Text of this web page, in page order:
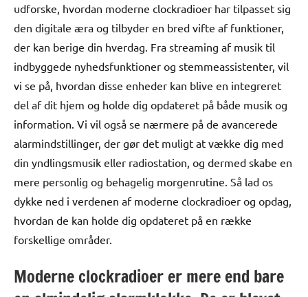
udforske, hvordan moderne clockradioer har tilpasset sig
den digitale æra og tilbyder en bred vifte af funktioner,
der kan berige din hverdag. Fra streaming af musik til
indbyggede nyhedsfunktioner og stemmeassistenter, vil
vi se på, hvordan disse enheder kan blive en integreret
del af dit hjem og holde dig opdateret på både musik og
information. Vi vil også se nærmere på de avancerede
alarmindstillinger, der gør det muligt at vække dig med
din yndlingsmusik eller radiostation, og dermed skabe en
mere personlig og behagelig morgenrutine. Så lad os
dykke ned i verdenen af moderne clockradioer og opdag,
hvordan de kan holde dig opdateret på en række
forskellige områder.
Moderne clockradioer er mere end bare